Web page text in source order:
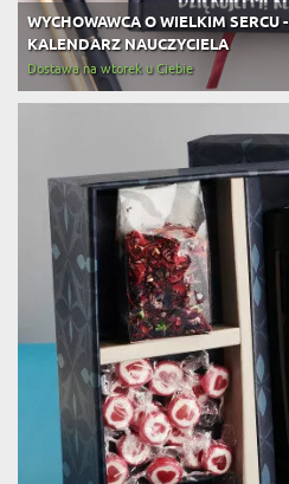
WYCHOWAWCA O WIELKIM SERCU -
KALENDARZ NAUCZYCIELA
Dostawa na wtorek u Ciebie